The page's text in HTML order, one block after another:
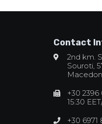
Contact
2nd km.
Souroti,
+30
15:30
+30 6971